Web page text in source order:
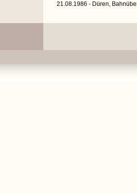
21.08.1986 - Düren,